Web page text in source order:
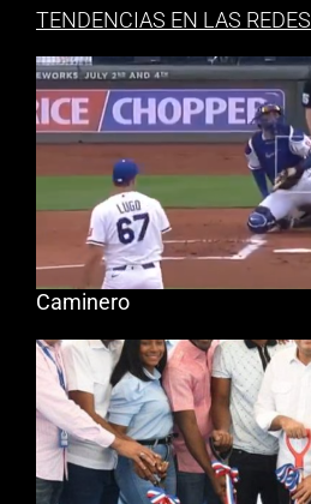
TENDENCIAS EN LAS REDES
Caminero